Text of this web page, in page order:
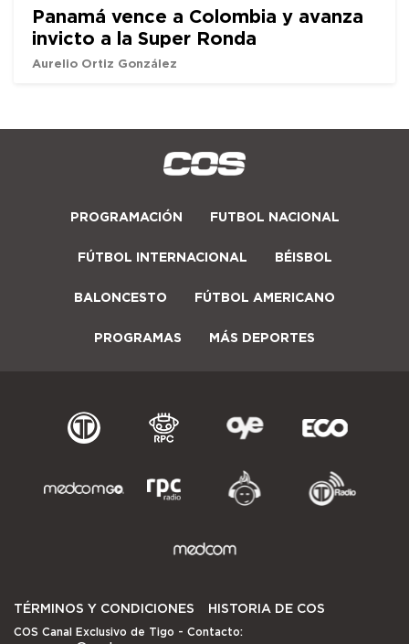
Panamá vence a Colombia y avanza
invicto a la Super Ronda
Aurelio Ortiz González
PROGRAMACIÓN FUTBOL NACIONAL
FÚTBOL INTERNACIONAL BÉISBOL
BALONCESTO FÚTBOL AMERICANO
PROGRAMAS MÁS DEPORTES
TÉRMINOS Y CONDICIONES HISTORIA DE COS
COS Canal Exclusivo de Tigo - Contacto: